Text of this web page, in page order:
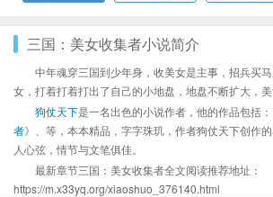
三国：美女收集者小说简介
中年魂穿三国到少年身，收美女是主事，招兵买
女，打着打着打出了自己的小地盘，地盘不断扩大，
狗仗天下是一名出色的小说作者，他的作品包括
者》、等，本本精品，字字珠玑，作者狗仗天下创作
人心弦，情节与文笔俱佳。
最新章节三国：美女收集者全文阅读推荐地址：
https://m.x33yq.org/xiaoshuo_376140.html